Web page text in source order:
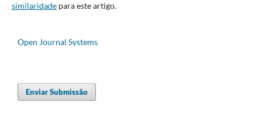
similaridadepara este artigo.
Open Journal Systems
Enviar Submissão